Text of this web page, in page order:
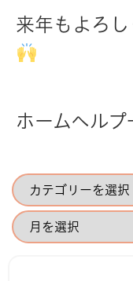
来年もよろ
ホームヘルプ